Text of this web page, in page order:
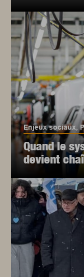
Enjeux sociaux,
Quand le
devient